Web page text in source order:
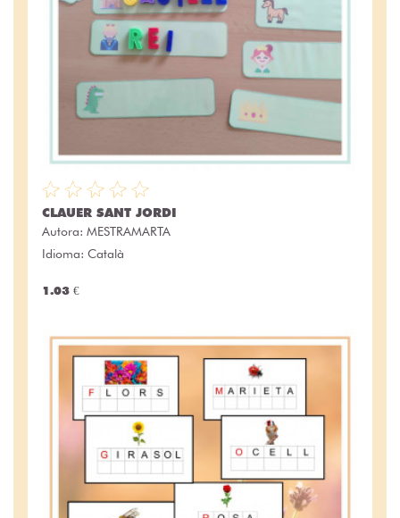
CLAUER SANT JORDI
Autora: MESTRAMARTA
Idioma: Català
1.03 €